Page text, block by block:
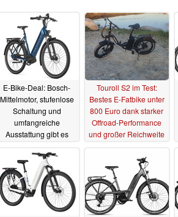
E-Bike-Deal: Bosch-
Mittelmotor, stufenlose
Schaltung und
umfangreiche
Ausstattung gibt es
Preis 15.07.2025
Touroll S2 im Test:
Bestes E-Fatbike unter
800 Euro dank starker
Offroad-Performance
und großer Reichweite